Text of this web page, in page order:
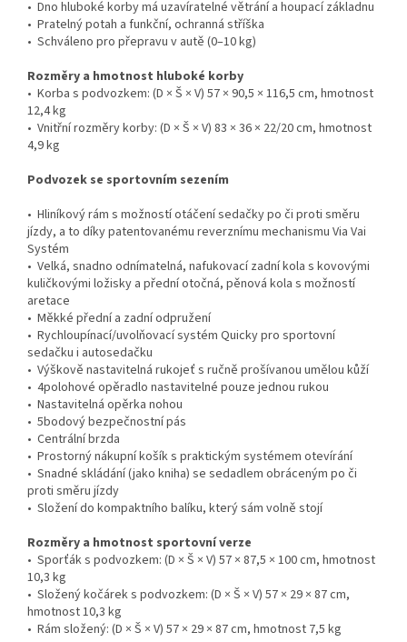
• Dno hluboké korby má uzavíratelné větrání a houpací základnu
• Pratelný potah a funkční, ochranná stříška
• Schváleno pro přepravu v autě (0–10 kg)
Rozměry a hmotnost hluboké korby
• Korba s podvozkem: (D × Š × V) 57 × 90,5 × 116,5 cm, hmotnost
12,4 kg
• Vnitřní rozměry korby: (D × Š × V) 83 × 36 × 22/20 cm, hmotnost
4,9 kg
Podvozek se sportovním sezením
• Hliníkový rám s možností otáčení sedačky po či proti směru
jízdy, a to díky patentovanému reverznímu mechanismu Via Vai
Systém
• Velká, snadno odnímatelná, nafukovací zadní kola s kovovými
kuličkovými ložisky a přední otočná, pěnová kola s možností
aretace
• Měkké přední a zadní odpružení
• Rychloupínací/uvolňovací systém Quicky pro sportovní
sedačku i autosedačku
• Výškově nastavitelná rukojeť s ručně prošívanou umělou kůží
• 4polohové opěradlo nastavitelné pouze jednou rukou
• Nastavitelná opěrka nohou
• 5bodový bezpečnostní pás
• Centrální brzda
• Prostorný nákupní košík s praktickým systémem otevírání
• Snadné skládání (jako kniha) se sedadlem obráceným po či
proti směru jízdy
• Složení do kompaktního balíku, který sám volně stojí
Rozměry a hmotnost sportovní verze
• Sporťák s podvozkem: (D × Š × V) 57 × 87,5 × 100 cm, hmotnost
10,3 kg
• Složený kočárek s podvozkem: (D × Š × V) 57 × 29 × 87 cm,
hmotnost 10,3 kg
• Rám složený: (D × Š × V) 57 × 29 × 87 cm, hmotnost 7,5 kg